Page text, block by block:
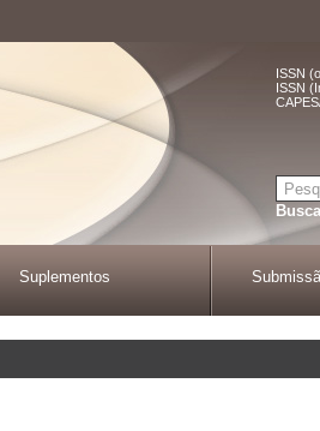
ISSN
ISSN
Suplementos